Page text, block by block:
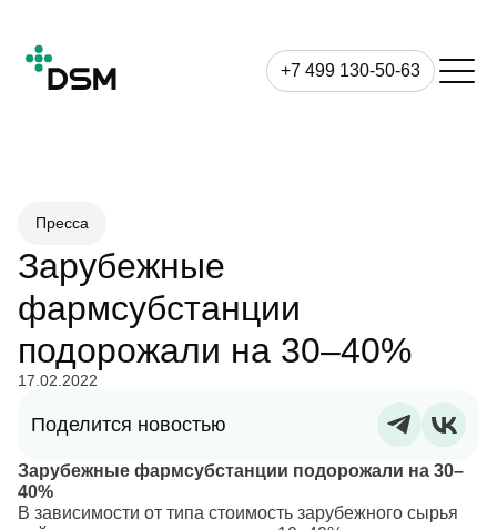
+7 499 130-50-63
Пресса
Зарубежные
фармсубстанции
подорожали на 30–40%
17.02.2022
Поделится новостью
Зарубежные фармсубстанции подорожали на 30–
40%
В зависимости от типа стоимость зарубежного сырья